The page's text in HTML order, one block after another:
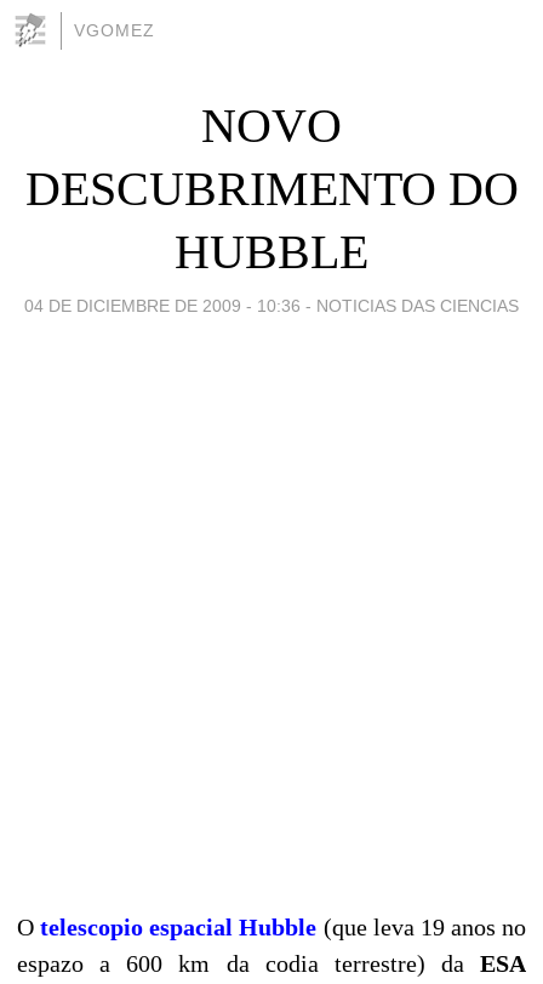
VGOMEZ
NOVO
DESCUBRIMENTO DO
HUBBLE
04 DE DICIEMBRE DE 2009 - 10:36 - NOTICIAS DAS CIENCIAS
Otelescopio espacial Hubble (que leva 19 anos no
espazo a 600 km da codia terrestre) da ESA